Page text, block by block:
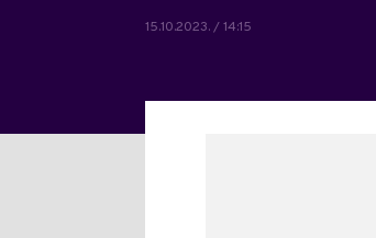
15.10.2023. / 14:15